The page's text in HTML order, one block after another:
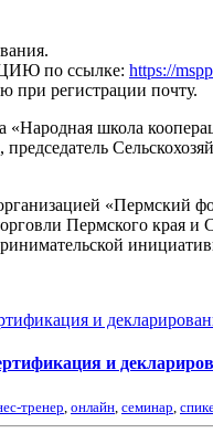
по ссылке: https://
при регистрации почту.
«Народная школа
«Пермский
Пермского края
и
тренер, онлайн, семинар,